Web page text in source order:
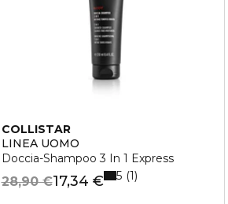
COLLISTAR
LINEA UOMO
Doccia-Shampoo 3 In 1 Express
17,34 €
28,90 € 5 1